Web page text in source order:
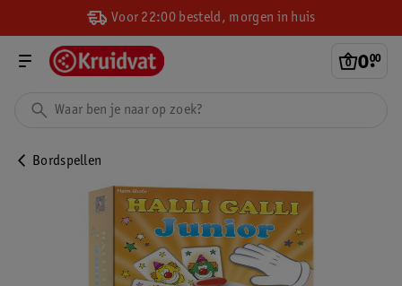
Voor 22:00 besteld, morgen in huis
0.
00
Bordspellen